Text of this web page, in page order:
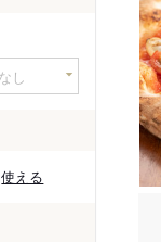
使える